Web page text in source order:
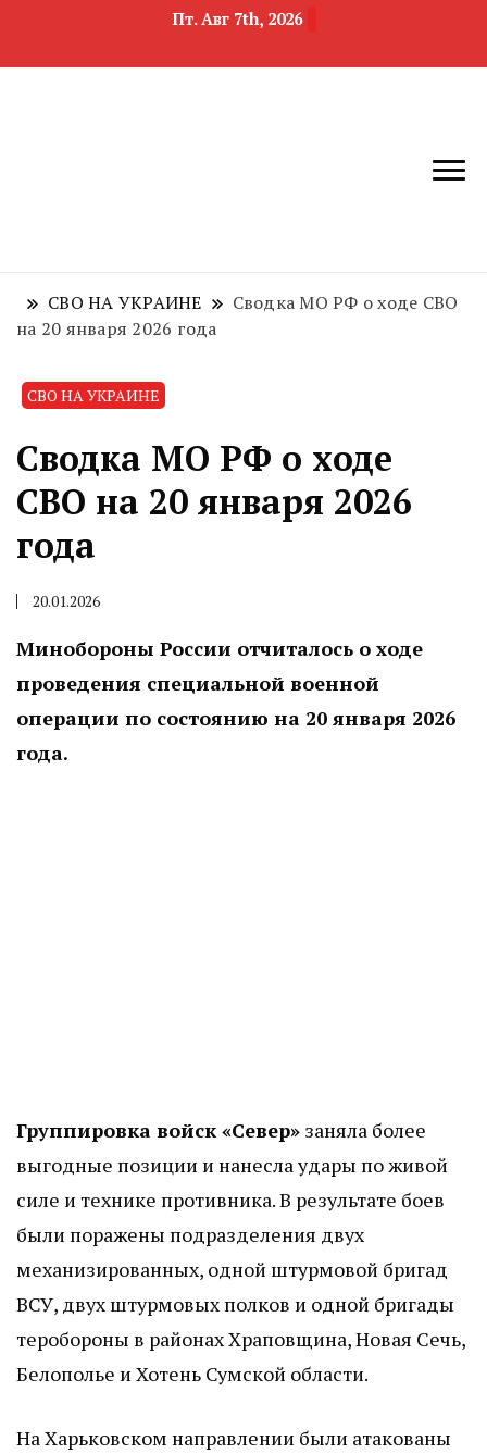
Пт. Авг 7th, 2026
область
недвижимости
СВО НА УКРАИНЕ
Сводка МО РФ о ходе СВО
на 20 января 2026 года
СВО НА УКРАИНЕ
Сводка МО РФ о ходе
СВО на 20 января 2026
года
20.01.2026
Минобороны России отчиталось о ходе
проведения специальной военной
операции по состоянию на 20 января 2026
года.
Группировка войск «Север» заняла более
выгодные позиции и нанесла удары по живой
силе и технике противника. В результате боев
были поражены подразделения двух
механизированных, одной штурмовой бригад
ВСУ, двух штурмовых полков и одной бригады
теробороны в районах Храповщина, Новая Сечь,
Белополье и Хотень Сумской области.
На Харьковском направлении были атакованы